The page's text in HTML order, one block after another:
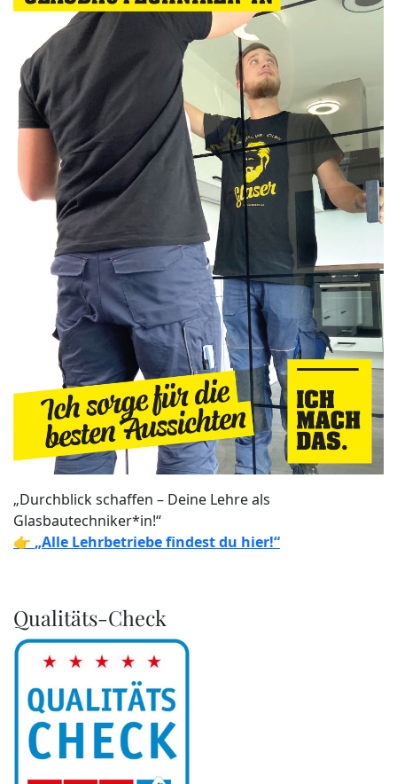
„Durchblick schaffen – Deine Lehre als
Glasbautechniker*in!“
👉 „Alle Lehrbetriebe findest du hier!“
Qualitäts-Check